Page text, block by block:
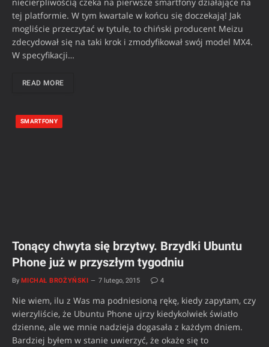
tej platformie. W tym kwartale w końcu się doczekają! Jak
mogliście przeczytać w tytule, to chiński producent Meizu
zdecydował się na taki krok i zmodyfikował swój model MX4.
W specyfikacji…
READ MORE
SMARTFONY
Tonący chwyta się brzytwy. Brzydki Ubuntu
Phone już w przyszłym tygodniu
By MICHAŁ BROŻYŃSKI 7 lutego, 2015 4
Nie wiem, ilu z Was ma podniesioną rękę, kiedy zapytam, czy
wierzyliście, że Ubuntu Phone ujrzy kiedykolwiek światło
dzienne, ale we mnie nadzieja dogasała z każdym dniem.
Bardziej byłem w stanie uwierzyć, że okaże się to